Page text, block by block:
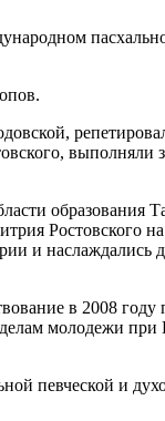
выполняли
образования
Ростовского
и наслаждались
в 2008
молодежи
певческой и